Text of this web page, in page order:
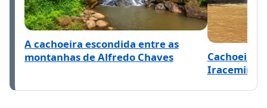
A cachoeira escondida entre as
montanhas de Alfredo Chaves
Cachoeiras